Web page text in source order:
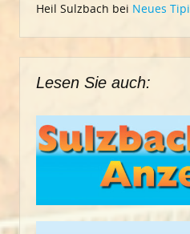
Heil Sulzbach bei Neues Tipi
Lesen Sie auch: